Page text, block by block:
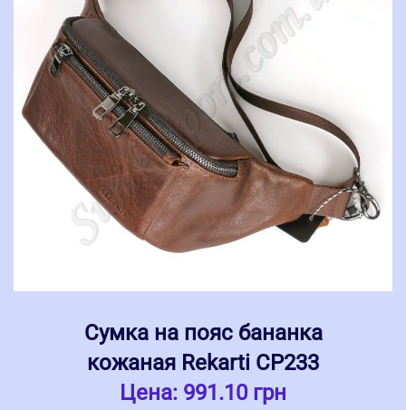
Сумка на пояс бананка
кожаная Rekarti СР233
Цена: 991.10 грн